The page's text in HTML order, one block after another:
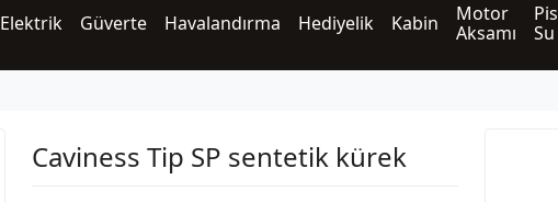
Elektrik Güverte Havalandırma Hediyelik Kabin
Motor
Aksamı
Pis
Su
Caviness Tip SP sentetik kürek